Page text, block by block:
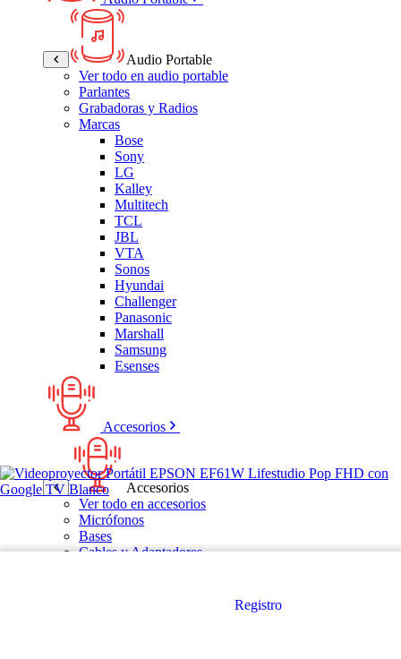
Audio Portable
Ver todo en audio portable
Parlantes
Grabadoras y Radios
Marcas
Bose
Sony
LG
Kalley
Multitech
TCL
JBL
VTA
Sonos
Hyundai
Challenger
Panasonic
Marshall
Samsung
Esenses
Accesorios
Accesorios
Ver todo en accesorios
Micrófonos
Bases
Cables y Adaptadores
Registro